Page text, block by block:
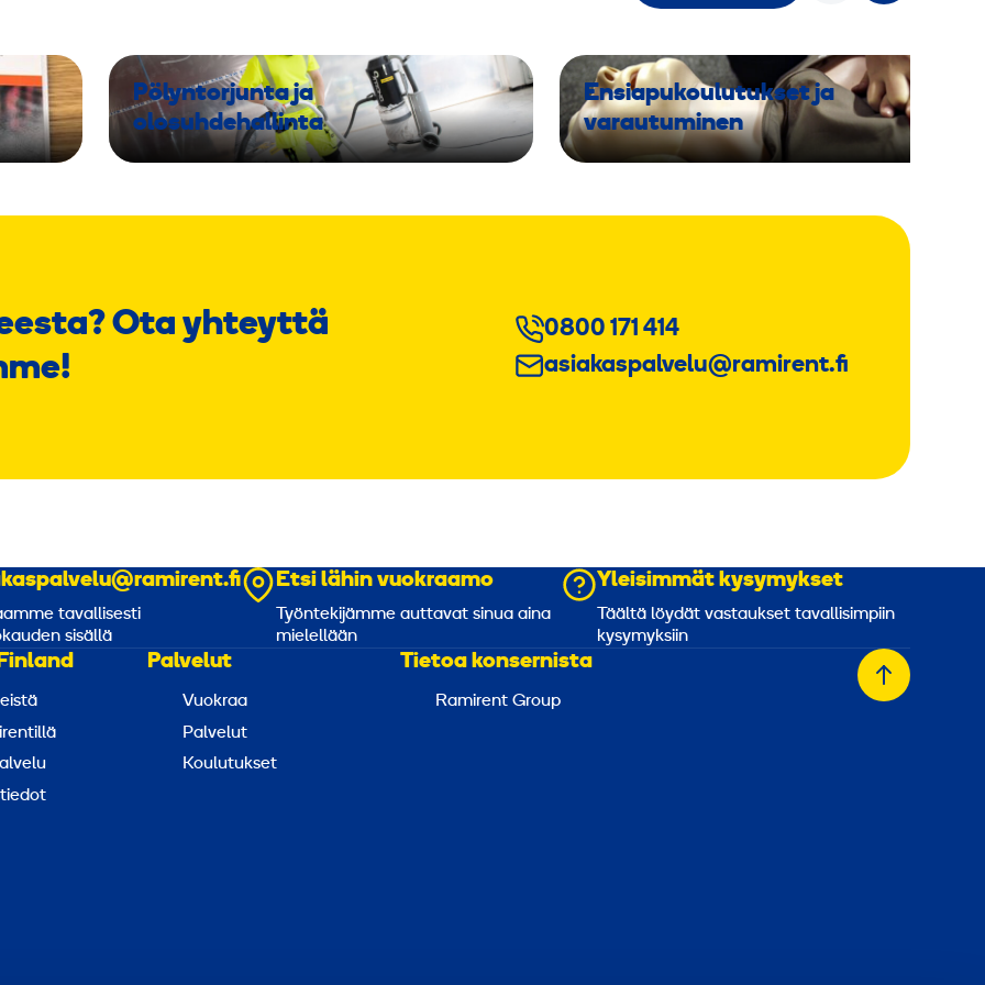
Pölyntorjunta ja
olosuhdehallinta
Ensiapukoulutukset ja
varautuminen
Ota yhteyttä
0800 171 414
asiakaspalvelu@ramirent.fi
tavallisesti
sisällä
Etsi lähin vuokraamo
Työntekijämme auttavat sinua aina
mielellään
Yleisimmät kysymykset
Täältä löydät vastaukset tavallisimpiin
kysymyksiin
Palvelut
Vuokraa
Palvelut
Koulutukset
Tietoa konsernista
Ramirent Group
Takaisin